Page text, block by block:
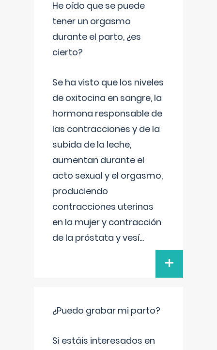
He oído que se puede
tener un orgasmo
durante el parto, ¿es
cierto?
Se ha visto que los niveles
de oxitocina en sangre, la
hormona responsable de
las contracciones y de la
subida de la leche,
aumentan durante el
acto sexual y el orgasmo,
produciendo
contracciones uterinas
en la mujer y contracción
de la próstata y vesí...
+
¿Puedo grabar mi parto?
Si estáis interesados en